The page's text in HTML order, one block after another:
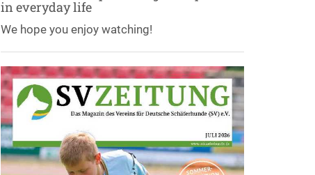
in everyday life
We hope you enjoy watching!